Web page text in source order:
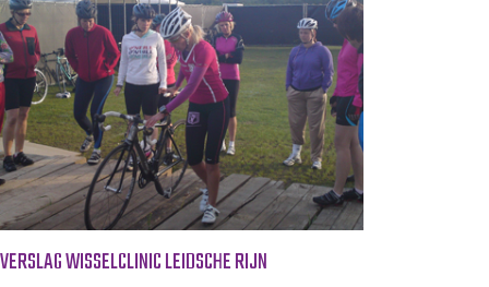
VERSLAG WISSELCLINIC LEIDSCHE RIJN